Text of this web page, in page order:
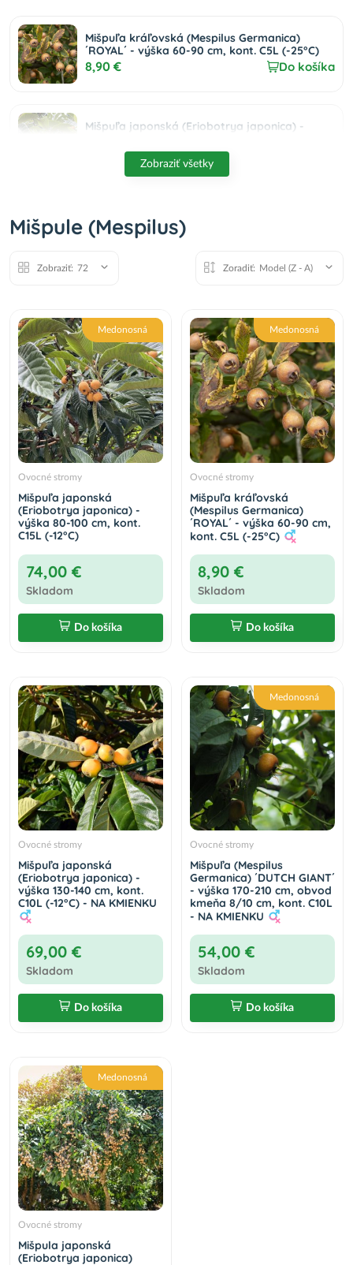
Mišpuľa kráľovská (Mespilus Germanica)
´ROYAL´ - výška 60-90 cm, kont. C5L (-25°C)
8,90 € Do košíka
Mišpuľa japonská (Eriobotrya japonica) -
74,00 €
´TANAKA´ - výška 110-120 cm, kont. C12L (-12°C)
49,00 €
kont. C10L - NA KMIENKU
54,00 € Do košíka
Mišpuľa japonská (Eriobotrya japonica) -
výška 130-140 cm, kont. C10L (-12°C) - NA
KMIENKU
69,00 € Do košíka
Zobraziť všetky
Mišpule (Mespilus)
Zobraziť: 72 Zoradiť: Model (Z - A)
Medonosná
Ovocné stromy
Mišpuľa japonská
(Eriobotrya japonica) -
výška 80-100 cm, kont.
C15L (-12°C)
74,00 €
Skladom
Do košíka
Medonosná
Ovocné stromy
Mišpuľa kráľovská
(Mespilus Germanica)
´ROYAL´ - výška 60-90 cm,
kont. C5L (-25°C)
8,90 €
Skladom
Do košíka
Ovocné stromy
Mišpuľa japonská
(Eriobotrya japonica) -
výška 130-140 cm, kont.
C10L (-12°C) - NA KMIENKU
69,00 €
Skladom
Do košíka
Medonosná
Ovocné stromy
Mišpuľa (Mespilus
Germanica) ´DUTCH GIANT´
- výška 170-210 cm, obvod
kmeňa 8/10 cm, kont. C10L
- NA KMIENKU
54,00 €
Skladom
Do košíka
Medonosná
Ovocné stromy
Mišpula japonská
(Eriobotrya japonica)